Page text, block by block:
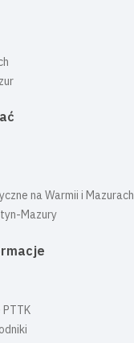
na Warmii i Mazurach
Mazury